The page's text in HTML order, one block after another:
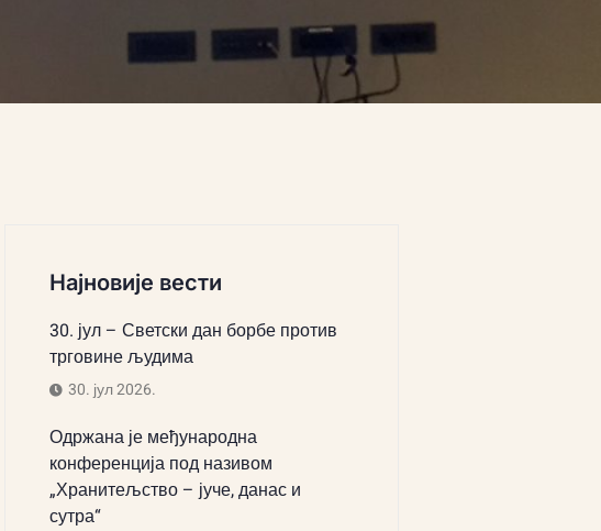
Најновије вести
30. јул – Светски дан борбе против
трговине људима
30. јул 2026.
Одржана је међународна
конференција под називом
„Хранитељство – јуче, данас и
сутра“